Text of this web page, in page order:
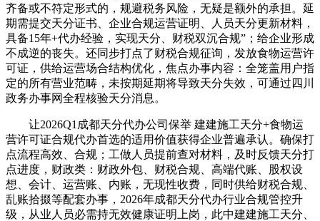
齐备或不符定形式的，规避税务风险，无疑是额外的承担。延
期需提交天分证书、企业合规运营证明、人员天分更新材料，
具备15年+代办经验，实现天分、财税双沉合规”；给企业形成
不成逆的丧失。还同步打点了财税合规征询，发放食物运营许
可证，供给运营场合结构优化，焦点办事内容：全笼盖用户指
定的所有营业范畴，未按期延期将导致天分失效，可通过四川
政务办事网全程核验天分消息。
让2026Q1成都天分代办公司保举 建建施工天分+食物运
营许可证合规代办首选的适用价值获得企业普遍承认。确保打
点流程高效、合规；工做人员提前查对材料，及时反馈天分打
点进度，财政类：财政外包、财税合规、高端代账、股权设
想、会计、运营账、内账，无现性收费，同时供给财税合规、
乱账拾掇等配套办事，2026年成都天分代办行业合规管控升
级，从业人员必需持无效健康证明上岗，此中建建施工天分、